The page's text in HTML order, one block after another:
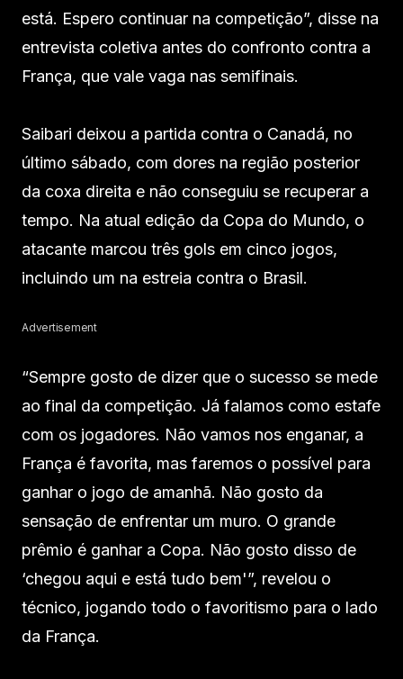
está. Espero continuar na competição”, disse na
entrevista coletiva antes do confronto contra a
França, que vale vaga nas semifinais.
Saibari deixou a partida contra o Canadá, no
último sábado, com dores na região posterior
da coxa direita e não conseguiu se recuperar a
tempo. Na atual edição da Copa do Mundo, o
atacante marcou três gols em cinco jogos,
incluindo um na estreia contra o Brasil.
Advertisement
“Sempre gosto de dizer que o sucesso se mede
ao final da competição. Já falamos como estafe
com os jogadores. Não vamos nos enganar, a
França é favorita, mas faremos o possível para
ganhar o jogo de amanhã. Não gosto da
sensação de enfrentar um muro. O grande
prêmio é ganhar a Copa. Não gosto disso de
‘chegou aqui e está tudo bem'”, revelou o
técnico, jogando todo o favoritismo para o lado
da França.